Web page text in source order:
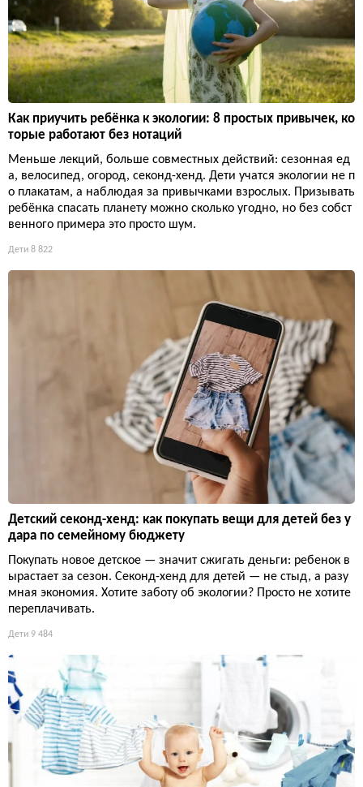
Как приучить ребёнка к экологии: 8 простых привычек, ко
торые работают без нотаций
Меньше лекций, больше совместных действий: сезонная ед
а, велосипед, огород, секонд-хенд. Дети учатся экологии не п
о плакатам, а наблюдая за привычками взрослых. Призывать
ребёнка спасать планету можно сколько угодно, но без собст
венного примера это просто шум.
Дети 8 822
Детский секонд-хенд: как покупать вещи для детей без у
дара по семейному бюджету
Покупать новое детское — значит сжигать деньги: ребенок в
ырастает за сезон. Секонд-хенд для детей — не стыд, а разу
мная экономия. Хотите заботу об экологии? Просто не хотите
переплачивать.
Дети 9 484